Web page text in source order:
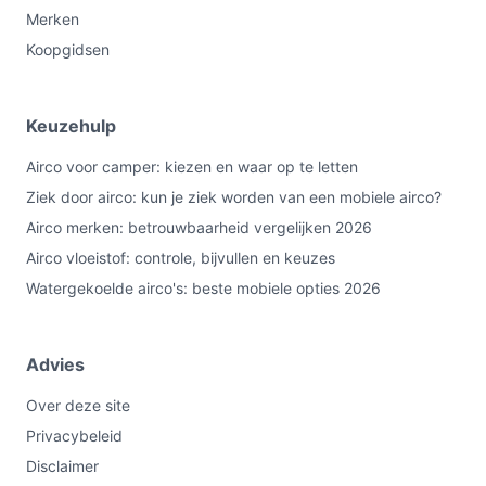
campers en caravans tot ongeveer 25 m². Kies dit model
als je een geïntegreerde dakoplossing zoekt; kies iets
aansluiting (230V/snoerlengte).
Bekijk varianten en actuele prijzen op
debestemobieleairco.nl voordat je kiest.
Merken
Koopgidsen
Keuzehulp
Airco voor camper: kiezen en waar op te letten
Ziek door airco: kun je ziek worden van een mobiele airco?
Airco merken: betrouwbaarheid vergelijken 2026
Airco vloeistof: controle, bijvullen en keuzes
Watergekoelde airco's: beste mobiele opties 2026
Advies
Over deze site
Privacybeleid
Disclaimer